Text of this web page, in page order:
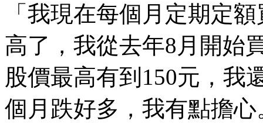
「我現在每個月定期定
高了，我從去年8月開始
股價最高有到150元，我
個月跌好多，我有點擔心